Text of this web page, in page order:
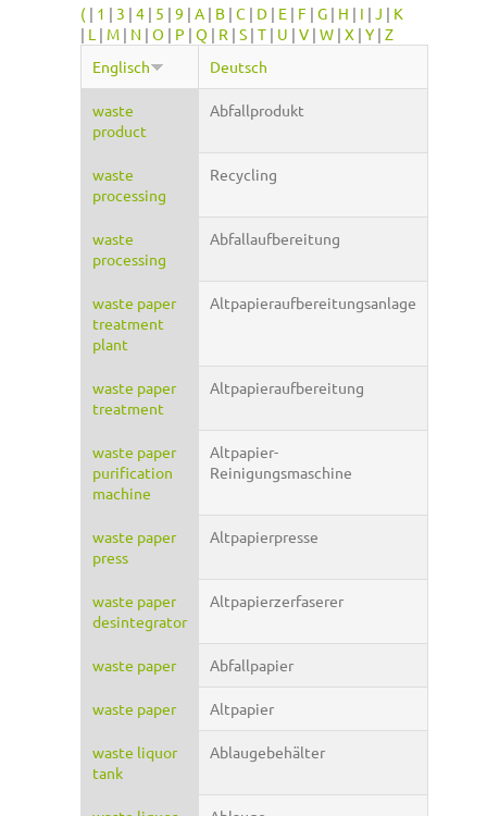
( | 1 | 3 | 4 | 5 | 9 | A | B | C | D | E | F | G | H | I | J | K
| L | M | N | O | P | Q | R | S | T | U | V | W | X | Y | Z
Englisch
Deutsch
waste
product
Abfallprodukt
waste
processing
Recycling
waste
processing
Abfallaufbereitung
waste paper
treatment
plant
Altpapieraufbereitungsanlage
waste paper
treatment
Altpapieraufbereitung
waste paper
purification
machine
Altpapier-
Reinigungsmaschine
waste paper
press
Altpapierpresse
waste paper
desintegrator
Altpapierzerfaserer
waste paper Abfallpapier
waste paper Altpapier
waste liquor
tank
Ablaugebehälter